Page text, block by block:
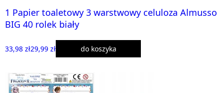
1 Papier toaletowy 3 warstwowy celuloza Almusso
BIG 40 rolek biały
33,98 zł29,99 zł do koszyka